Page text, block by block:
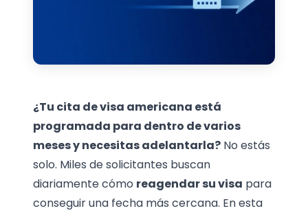
¿Tu cita de visa americana está
programada para dentro de varios
meses y necesitas adelantarla? No estás
solo. Miles de solicitantes buscan
diariamente cómo reagendar su visa para
conseguir una fecha más cercana. En esta